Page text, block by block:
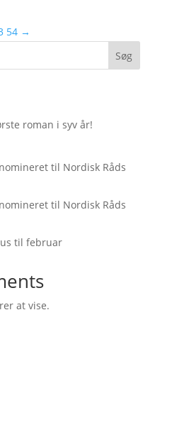
54 →
Søg
roman i syv år!
til Nordisk Råds
til Nordisk Råds
til februar
at vise.